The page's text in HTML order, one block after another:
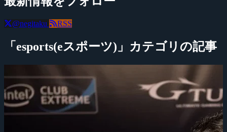
@negitaku RSS
「esports(eスポーツ)」カテゴリの記事